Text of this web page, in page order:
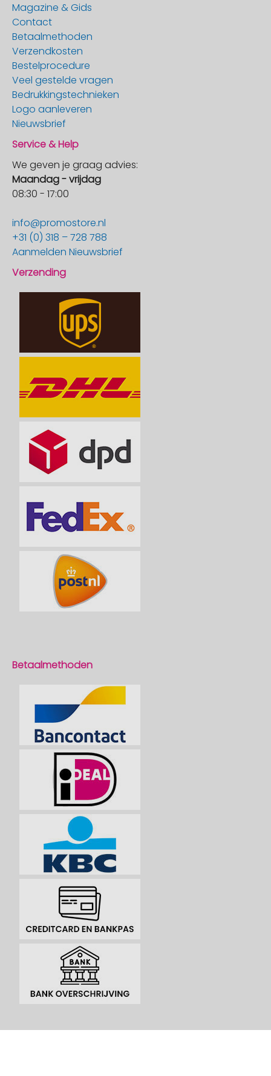
Magazine & Gids
Contact
Betaalmethoden
Verzendkosten
Bestelprocedure
Veel gestelde vragen
Bedrukkingstechnieken
Logo aanleveren
Nieuwsbrief
Service & Help
We geven je graag advies:
Maandag - vrijdag
08:30 - 17:00
info@promostore.nl
+31 (0) 318 – 728 788
Aanmelden Nieuwsbrief
Verzending
Betaalmethoden